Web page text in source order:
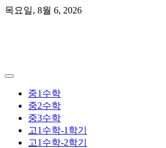
Skip
목요일, 8월 6, 2026
중1수학
중2수학
중3수학
고1수학-1학기
고1수학-2학기